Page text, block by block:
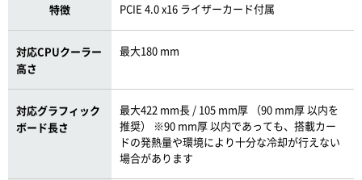
特徴 PCIE 4.0 x16 ライザーカード付属
対応CPUクーラー
高さ
最大180 mm
対応グラフィック
ボード長さ
最大422 mm長 / 105 mm厚 （90 mm厚 以内を
推奨） ※90 mm厚 以内であっても、搭載カー
ドの発熱量や環境により十分な冷却が行えない
場合があります